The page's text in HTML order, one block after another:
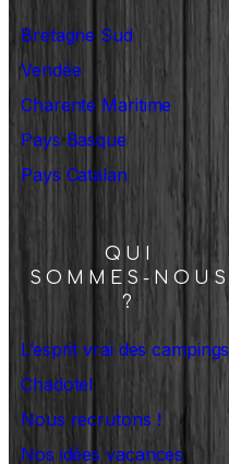
Bretagne Sud
Vendée
Charente Maritime
Pays Basque
Pays Catalan
QUI
SOMMES-NOUS
?
L’esprit vrai des campings
Chadotel
Nous recrutons !
Nos idées vacances